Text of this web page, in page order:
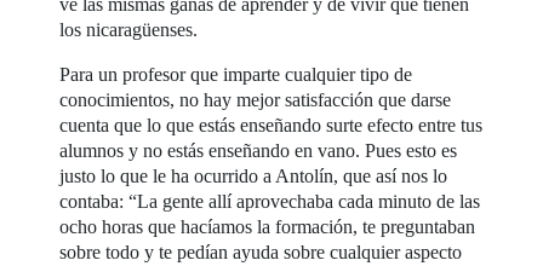
ve las mismas ganas de aprender y de vivir que tienen
los nicaragüenses.
Para un profesor que imparte cualquier tipo de
conocimientos, no hay mejor satisfacción que darse
cuenta que lo que estás enseñando surte efecto entre tus
alumnos y no estás enseñando en vano. Pues esto es
justo lo que le ha ocurrido a Antolín, que así nos lo
contaba: “La gente allí aprovechaba cada minuto de las
ocho horas que hacíamos la formación, te preguntaban
sobre todo y te pedían ayuda sobre cualquier aspecto